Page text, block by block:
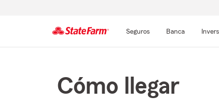
Seguros Banca
Cómo llegar